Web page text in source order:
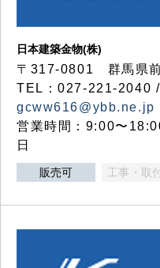
日本建築金物(株)
〒317‐0801 群馬県
TEL：027-221-2040
gcww616@ybb.ne.jp
営業時間：9:00〜
日
販売可 工事・取